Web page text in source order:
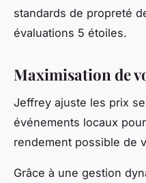
standards de propreté
évaluations 5 étoiles.
Maximisation de
Jeffrey ajuste les prix
événements locaux
rendement possible de
Grâce à une gestion